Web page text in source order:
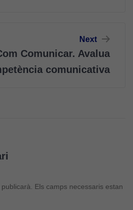
Next
Comunicar. Avalua
comunicativa
Els camps necessaris estan